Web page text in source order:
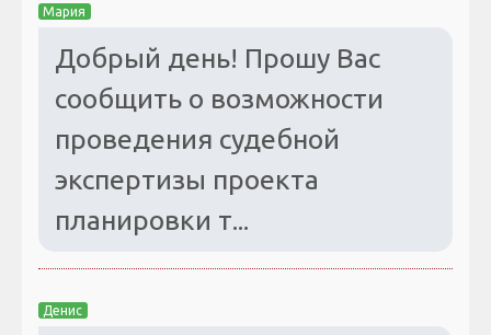
Мария
Добрый день! Прошу Вас
сообщить о возможности
проведения судебной
экспертизы проекта
планировки т...
Денис